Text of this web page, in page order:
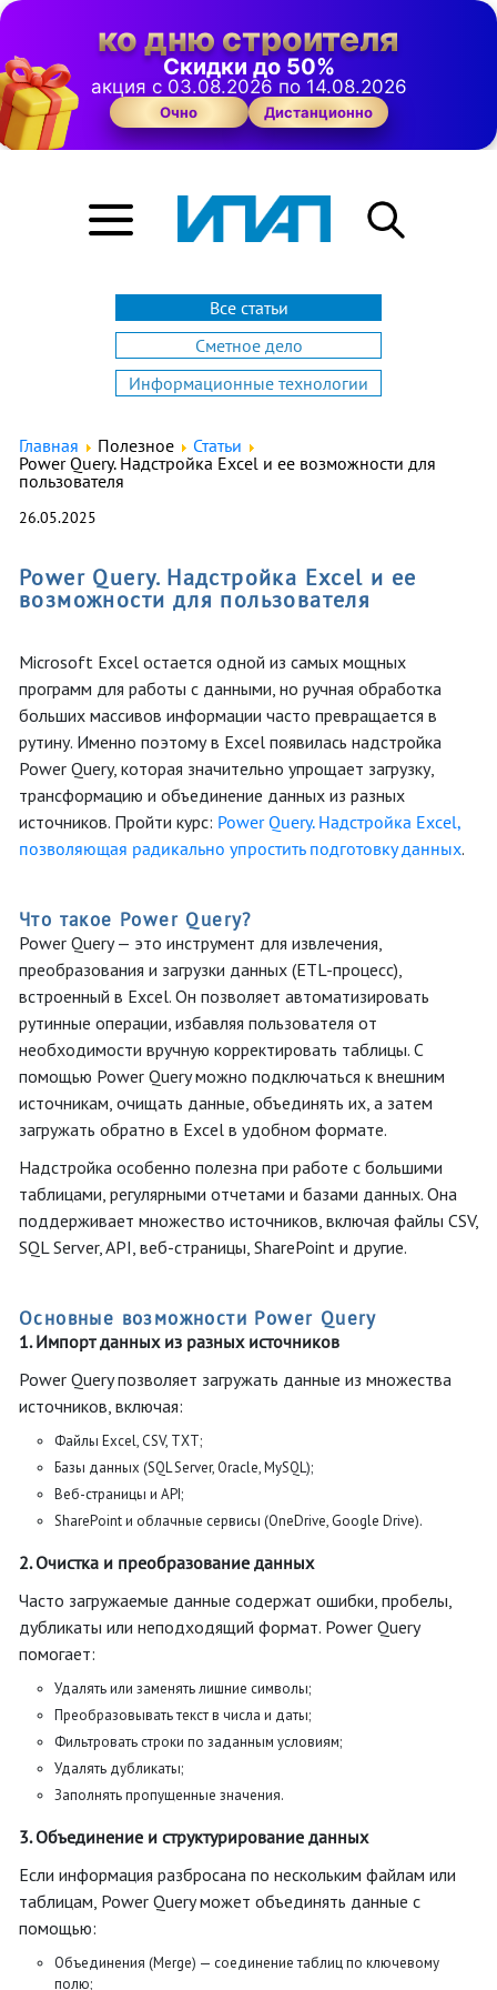
ко дню строителя
Скидки до 50%
акция с 03.08.2026 по 14.08.2026
Очно Дистанционно
Все статьи
Сметное дело
Информационные технологии
Главная Полезное
Статьи
Power Query. Надстройка Excel и ее возможности для
пользователя
26.05.2025
Power Query. Надстройка Excel и ее
возможности для пользователя
Microsoft Excel остается одной из самых мощных
программ для работы с данными, но ручная обработка
больших массивов информации часто превращается в
рутину. Именно поэтому в Excel появилась надстройка
Power Query, которая значительно упрощает загрузку,
трансформацию и объединение данных из разных
источников. Пройти курс: Power Query. Надстройка Excel,
позволяющая радикально упростить подготовку данных.
Что такое Power Query?
Power Query — это инструмент для извлечения,
преобразования и загрузки данных (ETL-процесс),
встроенный в Excel. Он позволяет автоматизировать
рутинные операции, избавляя пользователя от
необходимости вручную корректировать таблицы. С
помощью Power Query можно подключаться к внешним
источникам, очищать данные, объединять их, а затем
загружать обратно в Excel в удобном формате.
Надстройка особенно полезна при работе с большими
таблицами, регулярными отчетами и базами данных. Она
поддерживает множество источников, включая файлы CSV,
SQL Server, API, веб-страницы, SharePoint и другие.
Основные возможности Power Query
1. Импорт данных из разных источников
Power Query позволяет загружать данные из множества
источников, включая:
Файлы Excel, CSV, TXT;
Базы данных (SQL Server, Oracle, MySQL);
Веб-страницы и API;
SharePoint и облачные сервисы (OneDrive, Google Drive).
2. Очистка и преобразование данных
Часто загружаемые данные содержат ошибки, пробелы,
дубликаты или неподходящий формат. Power Query
помогает:
Удалять или заменять лишние символы;
Преобразовывать текст в числа и даты;
Фильтровать строки по заданным условиям;
Удалять дубликаты;
Заполнять пропущенные значения.
3. Объединение и структурирование данных
Если информация разбросана по нескольким файлам или
таблицам, Power Query может объединять данные с
помощью:
Объединения (Merge) — соединение таблиц по ключевому
полю;